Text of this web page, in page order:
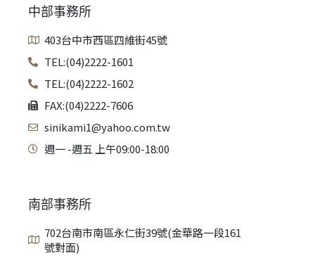
中部事務所
403台中市西區四維街45號
TEL:(04)2222-1601
TEL:(04)2222-1602
FAX:(04)2222-7606
sinikami1@yahoo.com.tw
週一 -週五 上午09:00-18:00
南部事務所
702台南市南區永仁街39號(金華路一段161
號對面)